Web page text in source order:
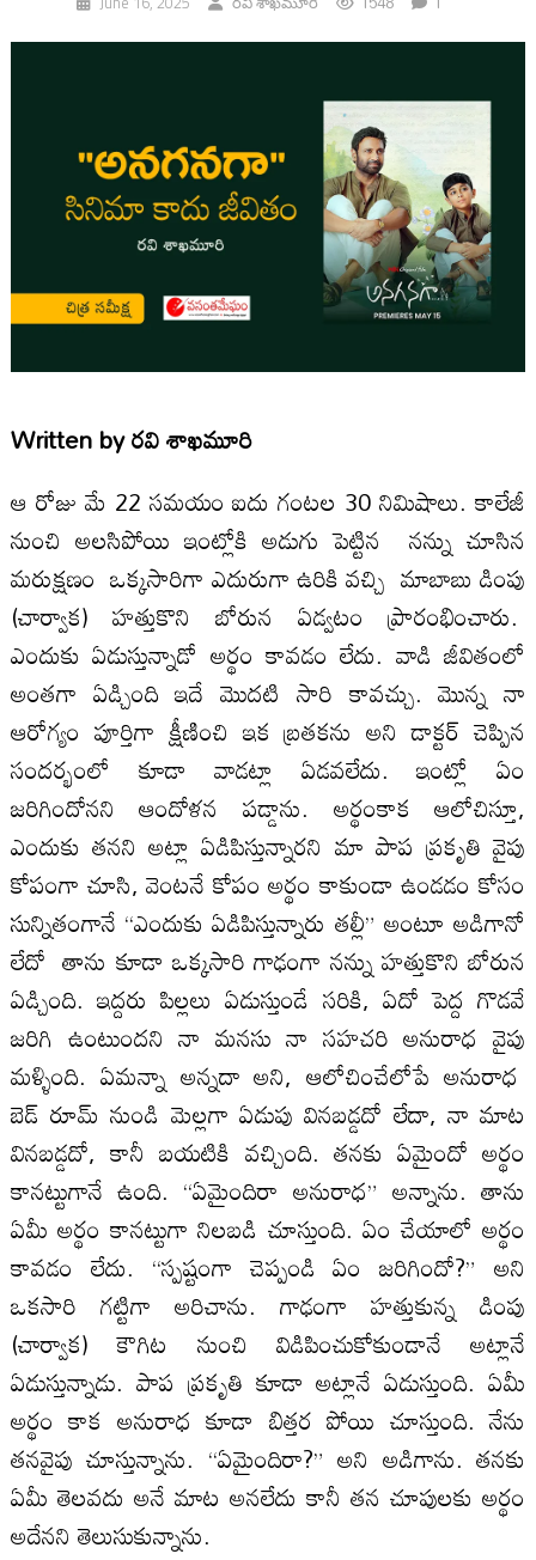
Written byరవి శాఖమూరి
ఆ రోజు మే 22 సమయం ఐదు గంటల 30 నిమిషాలు. కాలేజీ
నుంచి అలసిపోయి ఇంట్లోకి అడుగు పెట్టిన నన్ను చూసిన
మరుక్షణం ఒక్కసారిగా ఎదురుగా ఉరికి వచ్చి మాబాబు డింపు
(చార్వాక) హత్తుకొని బోరున ఏడ్వటం ప్రారంభించారు.
ఎందుకు ఏడుస్తున్నాడో అర్థం కావడం లేదు. వాడి జీవితంలో
అంతగా ఏడ్చింది ఇదే మొదటి సారి కావచ్చు. మొన్న నా
ఆరోగ్యం పూర్తిగా క్షీణించి ఇక బ్రతకను అని డాక్టర్ చెప్పిన
సందర్భంలో కూడా వాడట్లా ఏడవలేదు. ఇంట్లో ఏం
జరిగిందోనని ఆందోళన పడ్డాను. అర్థంకాక ఆలోచిస్తూ,
ఎందుకు తనని అట్లా ఏడిపిస్తున్నారని మా పాప ప్రకృతి వైపు
కోపంగా చూసి, వెంటనే కోపం అర్థం కాకుండా ఉండడం కోసం
సున్నితంగానే “ఎందుకు ఏడిపిస్తున్నారు తల్లీ” అంటూ అడిగానో
లేదో తాను కూడా ఒక్కసారి గాఢంగా నన్ను హత్తుకొని బోరున
ఏడ్చింది. ఇద్దరు పిల్లలు ఏడుస్తుండే సరికి, ఏదో పెద్ద గొడవే
జరిగి ఉంటుందని నా మనసు నా సహచరి అనురాధ వైపు
మళ్ళింది. ఏమన్నా అన్నదా అని, ఆలోచించేలోపే అనురాధ
బెడ్ రూమ్ నుండి మెల్లగా ఏడుపు వినబడ్డదో లేదా, నా మాట
వినబడ్డదో, కానీ బయటికి వచ్చింది. తనకు ఏమైందో అర్థం
కానట్టుగానే ఉంది. “ఏమైందిరా అనురాధ” అన్నాను. తాను
ఏమీ అర్థం కానట్టుగా నిలబడి చూస్తుంది. ఏం చేయాలో అర్థం
కావడం లేదు. “స్పష్టంగా చెప్పండి ఏం జరిగిందో?” అని
ఒకసారి గట్టిగా అరిచాను. గాఢంగా హత్తుకున్న డింపు
(చార్వాక) కౌగిట నుంచి విడిపించుకోకుండానే అట్లానే
ఏడుస్తున్నాడు. పాప ప్రకృతి కూడా అట్లానే ఏడుస్తుంది. ఏమీ
అర్థం కాక అనురాధ కూడా బిత్తర పోయి చూస్తుంది. నేను
తనవైపు చూస్తున్నాను. “ఏమైందిరా?” అని అడిగాను. తనకు
ఏమీ తెలవదు అనే మాట అనలేదు కానీ తన చూపులకు అర్థం
అదేనని తెలుసుకున్నాను.